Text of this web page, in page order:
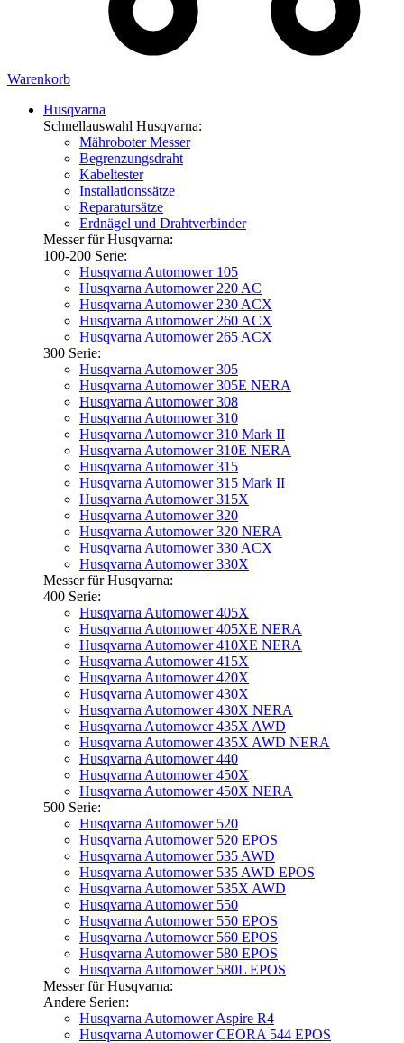
Warenkorb
Husqvarna
Schnellauswahl Husqvarna:
Mähroboter Messer
Begrenzungsdraht
Kabeltester
Installationssätze
Reparatursätze
Erdnägel und Drahtverbinder
Messer für Husqvarna:
100-200 Serie:
Husqvarna Automower 105
Husqvarna Automower 220 AC
Husqvarna Automower 230 ACX
Husqvarna Automower 260 ACX
Husqvarna Automower 265 ACX
300 Serie:
Husqvarna Automower 305
Husqvarna Automower 305E NERA
Husqvarna Automower 308
Husqvarna Automower 310
Husqvarna Automower 310 Mark II
Husqvarna Automower 310E NERA
Husqvarna Automower 315
Husqvarna Automower 315 Mark II
Husqvarna Automower 315X
Husqvarna Automower 320
Husqvarna Automower 320 NERA
Husqvarna Automower 330 ACX
Husqvarna Automower 330X
Messer für Husqvarna:
400 Serie:
Husqvarna Automower 405X
Husqvarna Automower 405XE NERA
Husqvarna Automower 410XE NERA
Husqvarna Automower 415X
Husqvarna Automower 420X
Husqvarna Automower 430X
Husqvarna Automower 430X NERA
Husqvarna Automower 435X AWD
Husqvarna Automower 435X AWD NERA
Husqvarna Automower 440
Husqvarna Automower 450X
Husqvarna Automower 450X NERA
500 Serie:
Husqvarna Automower 520
Husqvarna Automower 520 EPOS
Husqvarna Automower 535 AWD
Husqvarna Automower 535 AWD EPOS
Husqvarna Automower 535X AWD
Husqvarna Automower 550
Husqvarna Automower 550 EPOS
Husqvarna Automower 560 EPOS
Husqvarna Automower 580 EPOS
Husqvarna Automower 580L EPOS
Messer für Husqvarna:
Andere Serien:
Husqvarna Automower Aspire R4
Husqvarna Automower CEORA 544 EPOS